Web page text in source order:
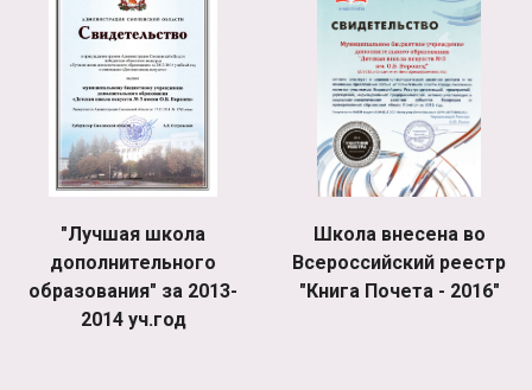
"Лучшая школа
дополнительного
образования" за 2013-
2014 уч.год
Школа внесена во
Всероссийский реестр
"Книга Почета - 2016"